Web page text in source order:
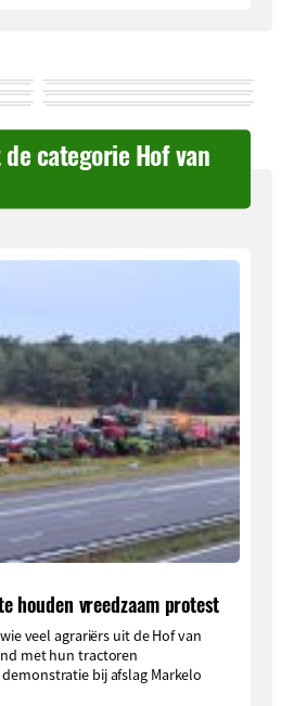
categorie Hof van
houden vreedzaam protest
veel agrariërs uit de Hof van
met hun tractoren
bij afslag Markelo